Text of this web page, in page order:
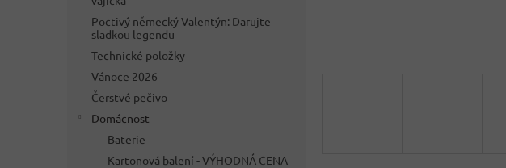
Poctivý německý Valentýn: Darujte
sladkou legendu
Technické položky
Vánoce 2026
Čerstvé pečivo
Domácnost
Baterie
Kartonová balení - VÝHODNÁ CENA